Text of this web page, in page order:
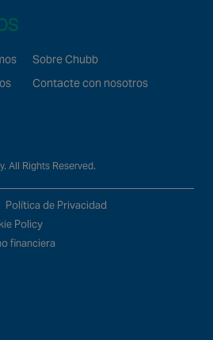
Sobre Chubb
Contacte con nosotros
All Rights Reserved.
Política de Privacidad
Policy
financiera